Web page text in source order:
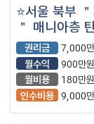
⭐서울 북부
＂ 매니아층
치킨 프랜차이
나왔습니다⭐
권리금
7,000
월수익
900만원
월비용
180만원
인수비용 9,000